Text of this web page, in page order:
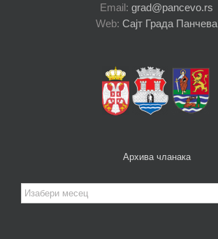
Email: grad@pancevo.rs
Web: Сајт Града Панчева
Архива чланака
Архива
чланака